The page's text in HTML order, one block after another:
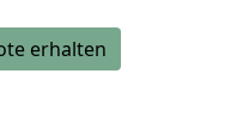
erhalten